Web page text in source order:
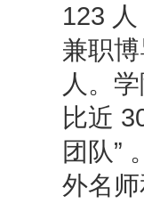
123
兼职
人。
比近
团队”
外名